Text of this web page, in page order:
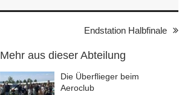
Endstation Halbfinale
Mehr aus dieser Abteilung
Die Überflieger beim
Aeroclub